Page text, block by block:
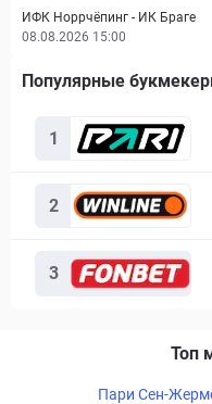
ИФК Норрчёпинг - ИК Браге
08.08.2026 15:00
Популярные
1
2
3
Топ
Пари Сен-